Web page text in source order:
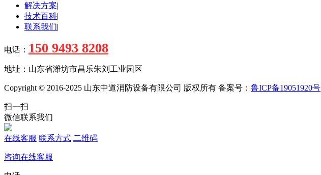
解决方案|
技术百科|
联系我们|
电话： 150 9493 8208
地址：山东省潍坊市昌乐朱刘工业园区
Copyright © 2016-2025 山东中道消防设备有限公司 版权所有 备案号： 鲁ICP备19051920号
扫一扫
微信联系我们
在线客服 联系方式 二维码
咨询在线客服